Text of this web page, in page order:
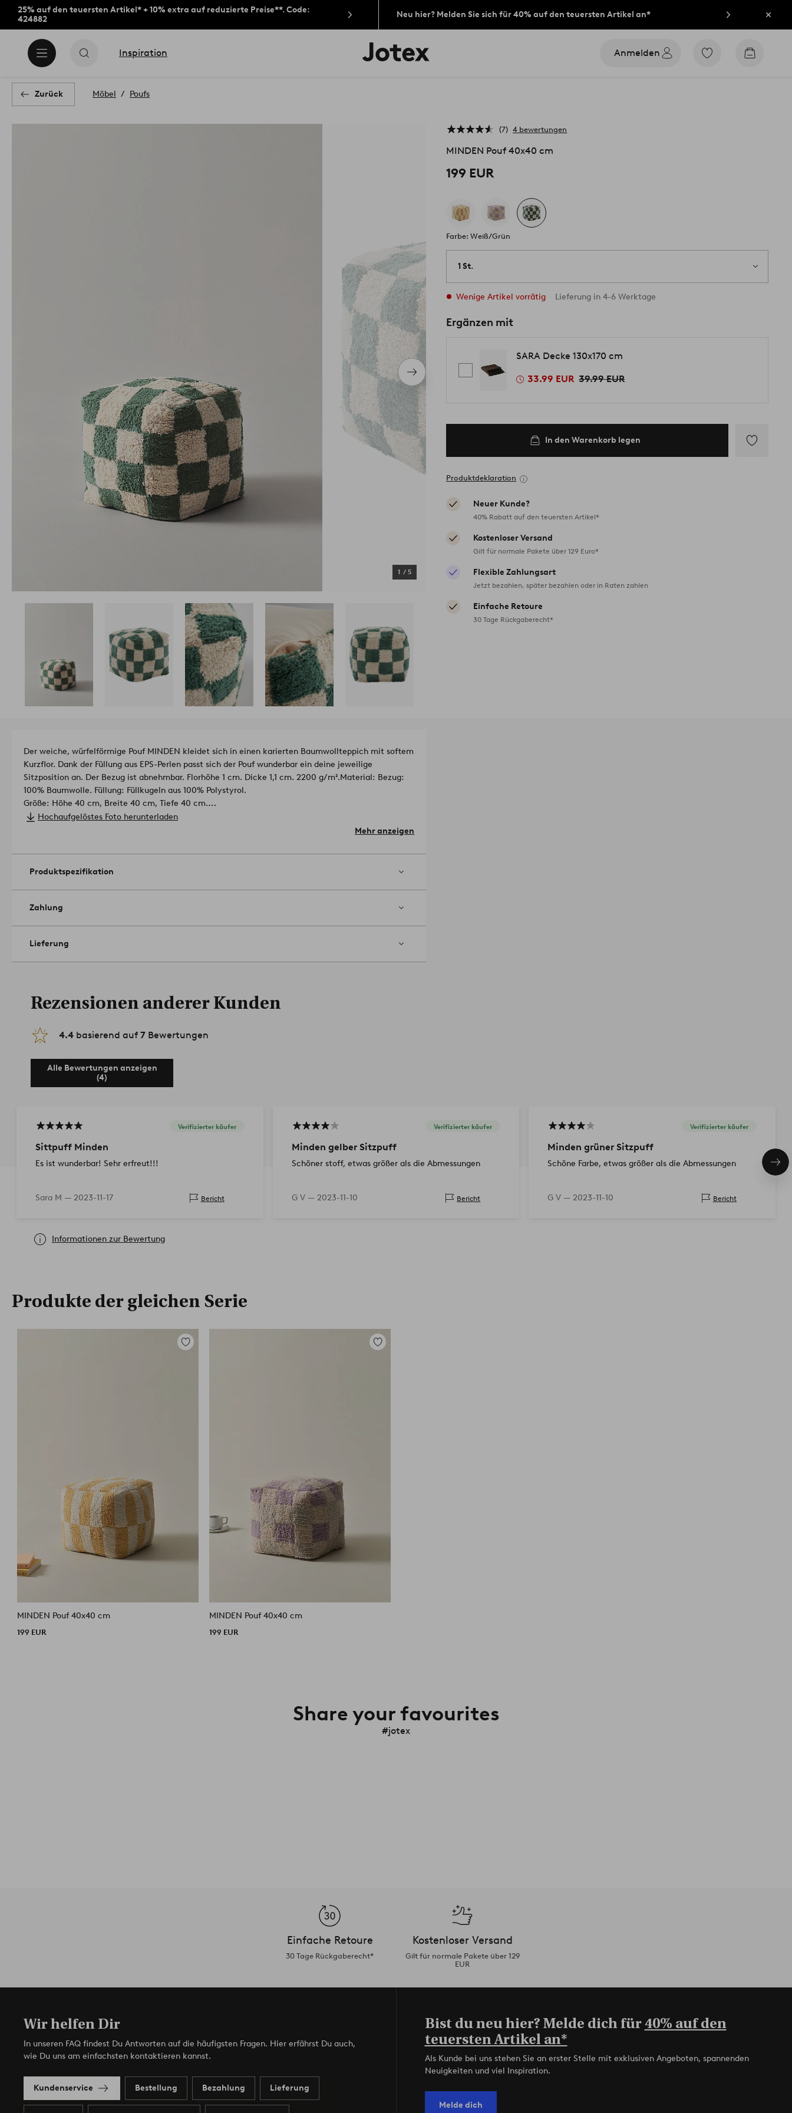
25% auf den teuersten Artikel* + 10% extra auf reduzierte Preise**. Code:
424882
Neu hier? Melden Sie sich für 40% auf den teuersten Artikel an*
Inspiration
Jotex-
Logo
Anmelden
Zu
Zum
Zurück Möbel Poufs
Nächstes
Produkt
1 / 5
7 4 bewertungen
MINDEN Pouf 40x40 cm
199 EUR
Farbe: Weiß/Grün
1 St.
Wenige Artikel vorrätig Lieferung in 4-6 Werktage
Ergänzen mit
SARA Decke 130x170 cm
33.99 EUR 39.99 EUR
In den Warenkorb legen
Produktdeklaration
Neuer Kunde?
40% Rabatt auf den teuersten Artikel*
Kostenloser Versand
Gilt für normale Pakete über 129 Euro*
Flexible Zahlungsart
Jetzt bezahlen, später bezahlen oder in Raten zahlen
Einfache Retoure
30 Tage Rückgaberecht*
Der weiche, würfelförmige Pouf MINDEN kleidet sich in einen karierten Baumwollteppich mit softem
Kurzflor. Dank der Füllung aus EPS-Perlen passt sich der Pouf wunderbar ein deine jeweilige
Sitzposition an. Der Bezug ist abnehmbar. Florhöhe 1 cm. Dicke 1,1 cm. 2200 g/m².Material: Bezug:
100% Baumwolle. Füllung: Füllkugeln aus 100% Polystyrol.
Größe: Höhe 40 cm, Breite 40 cm, Tiefe 40 cm.
Pflegehinweis: Staubsaugen. Flecken entfernt man mit einem leicht angefeuchteten Tuch.
Tipp: Eignet sich für jeden Raum, insbesondere für Wohnzimmer, Kinderzimmer und Schlafzimmer.
Hochaufgelöstes Foto herunterladen
Mehr anzeigen
Produktspezifikation
Zahlung
Lieferung
Rezensionen anderer Kunden
4.4 basierend auf 7 Bewertungen
Alle Bewertungen anzeigen
(4)
Verifizierter käufer
Sittpuff Minden
Es ist wunderbar! Sehr erfreut!!!
Sara M — 2023-11-17 Bericht
Verifizierter käufer
Minden gelber Sitzpuff
Schöner stoff, etwas größer als die Abmessungen
G V — 2023-11-10 Bericht
Verifizierter käufer
Minden grüner Sitzpuff
Schöne Farbe, etwas größer als die Abmessungen
G V — 2023-11-10 Bericht
Informationen zur Bewertung
Produkte der gleichen Serie
Zu
MINDEN Pouf 40x40 cm
199 EUR
Zu
MINDEN Pouf 40x40 cm
199 EUR
Share your favourites
#jotex
Einfache Retoure
30 Tage Rückgaberecht*
Kostenloser Versand
Gilt für normale Pakete über 129
EUR
Wir helfen Dir
In unseren FAQ findest Du Antworten auf die häufigsten Fragen. Hier erfährst Du auch,
wie Du uns am einfachsten kontaktieren kannst.
Kundenservice Bestellung Bezahlung Lieferung
Bist du neu hier? Melde dich für40% auf den
teuersten Artikel an*
Als Kunde bei uns stehen Sie an erster Stelle mit exklusiven Angeboten, spannenden
Neuigkeiten und viel Inspiration.
Melde dich